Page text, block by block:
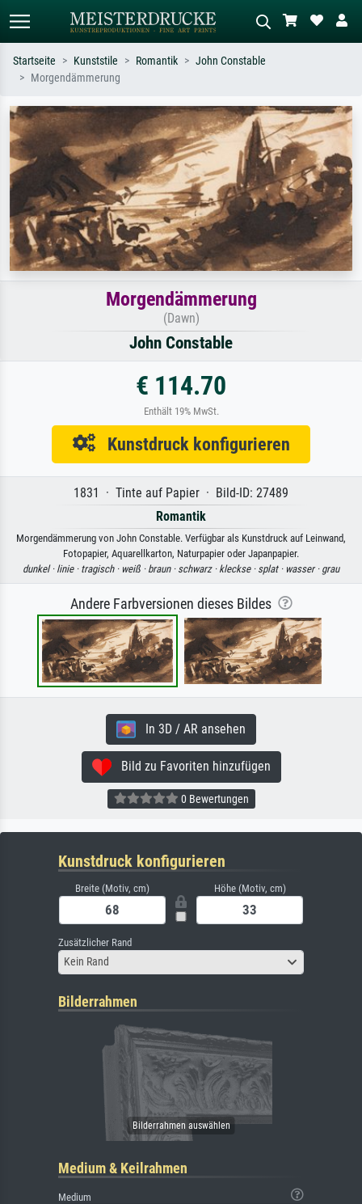
Suchen Sie nach Künstlern, Werktiteln
oder Stilen – z.B. Monet,
Sternennacht, Impressionismus, Welle
Hokusai, Akt.
Beschreiben Sie die Szene – z.B. Grüne
Wiese, Abstrakt mit viel Rot, Dunkles
Ölgemälde, Stehender Akt neben einem
Baum.
Startseite Kunststile Romantik
John Constable
Morgendämmerung
Morgendämmerung
(Dawn)
John Constable
€ 114.70
Enthält 19% MwSt.
Kunstdruck konfigurieren
1831 · Tinte auf Papier · Bild-ID: 27489
Romantik
Morgendämmerung von John Constable. Verfügbar als Kunstdruck auf Leinwand,
Fotopapier, Aquarellkarton, Naturpapier oder Japanpapier.
dunkel · linie · tragisch · weiß · braun · schwarz · kleckse · splat · wasser · grau
Andere Farbversionen dieses Bildes
In 3D / AR ansehen
Bild zu Favoriten hinzufügen
0 Bewertungen
Kunstdruck konfigurieren
Breite (Motiv, cm) Höhe (Motiv, cm)
Zusätzlicher Rand
Kein Rand
Bilderrahmen
Medium & Keilrahmen
Medium